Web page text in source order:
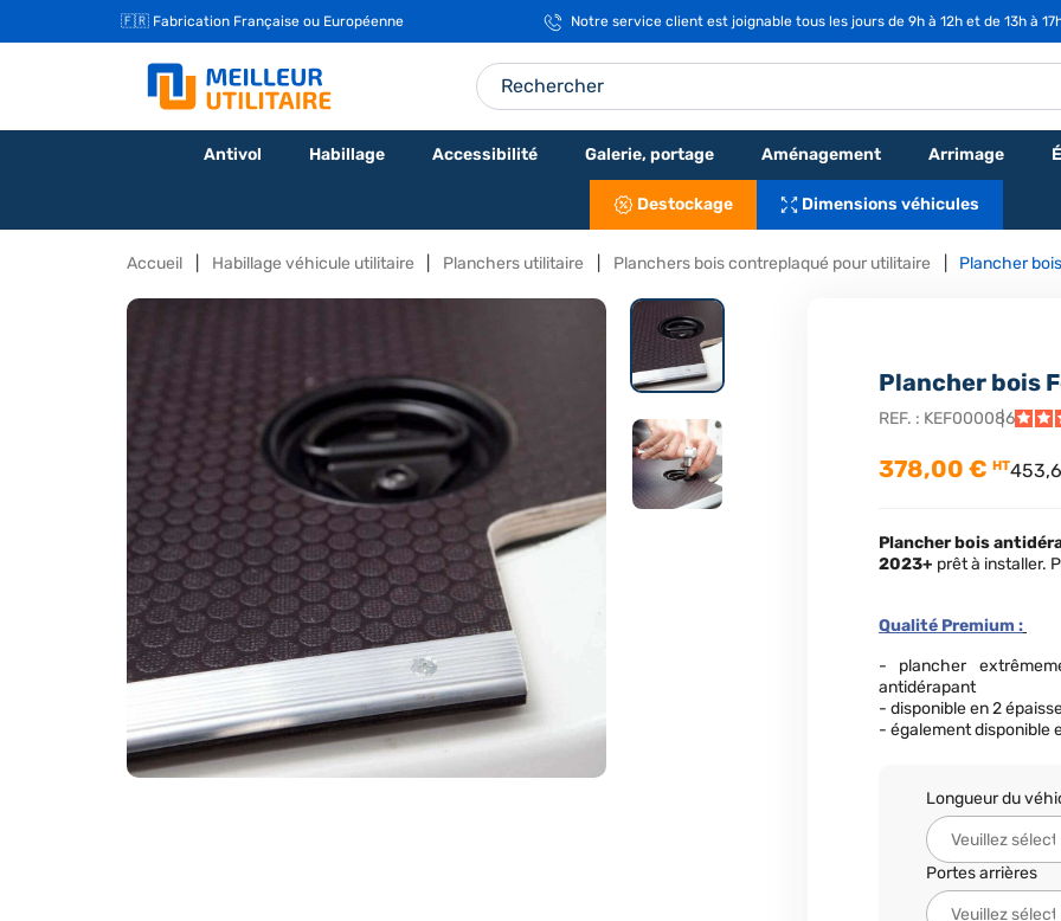
🇫🇷 Fabrication Française ou Européenne Notre service client est joignable tous les jours de 9h à 12h et de 13h à
Antivol Habillage Accessibilité Galerie, portage Aménagement Arrimage
Destockage Dimensions véhicules
Accueil Habillage véhicule utilitaire Planchers utilitaire Planchers bois contreplaqué pour utilitaire Plancher
Plancher bois
REF. : KEF000086
378,00 € HT
Plancher bois
2023+ prêt à installer.
Qualité Premium :
- plancher
antidérapant
- disponible en 2
- également disponible
Longueur du
Portes arrières